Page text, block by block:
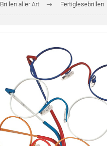
Brillen aller Art Fertiglesebrillen